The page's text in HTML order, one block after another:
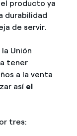
producto ya
durabilidad
de servir.
Unión
tener
a la venta
así el
tres: